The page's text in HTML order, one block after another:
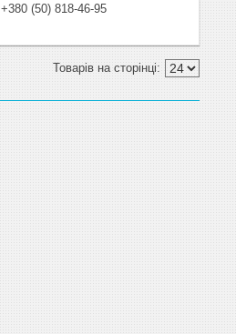
+380 (50) 818-46-95